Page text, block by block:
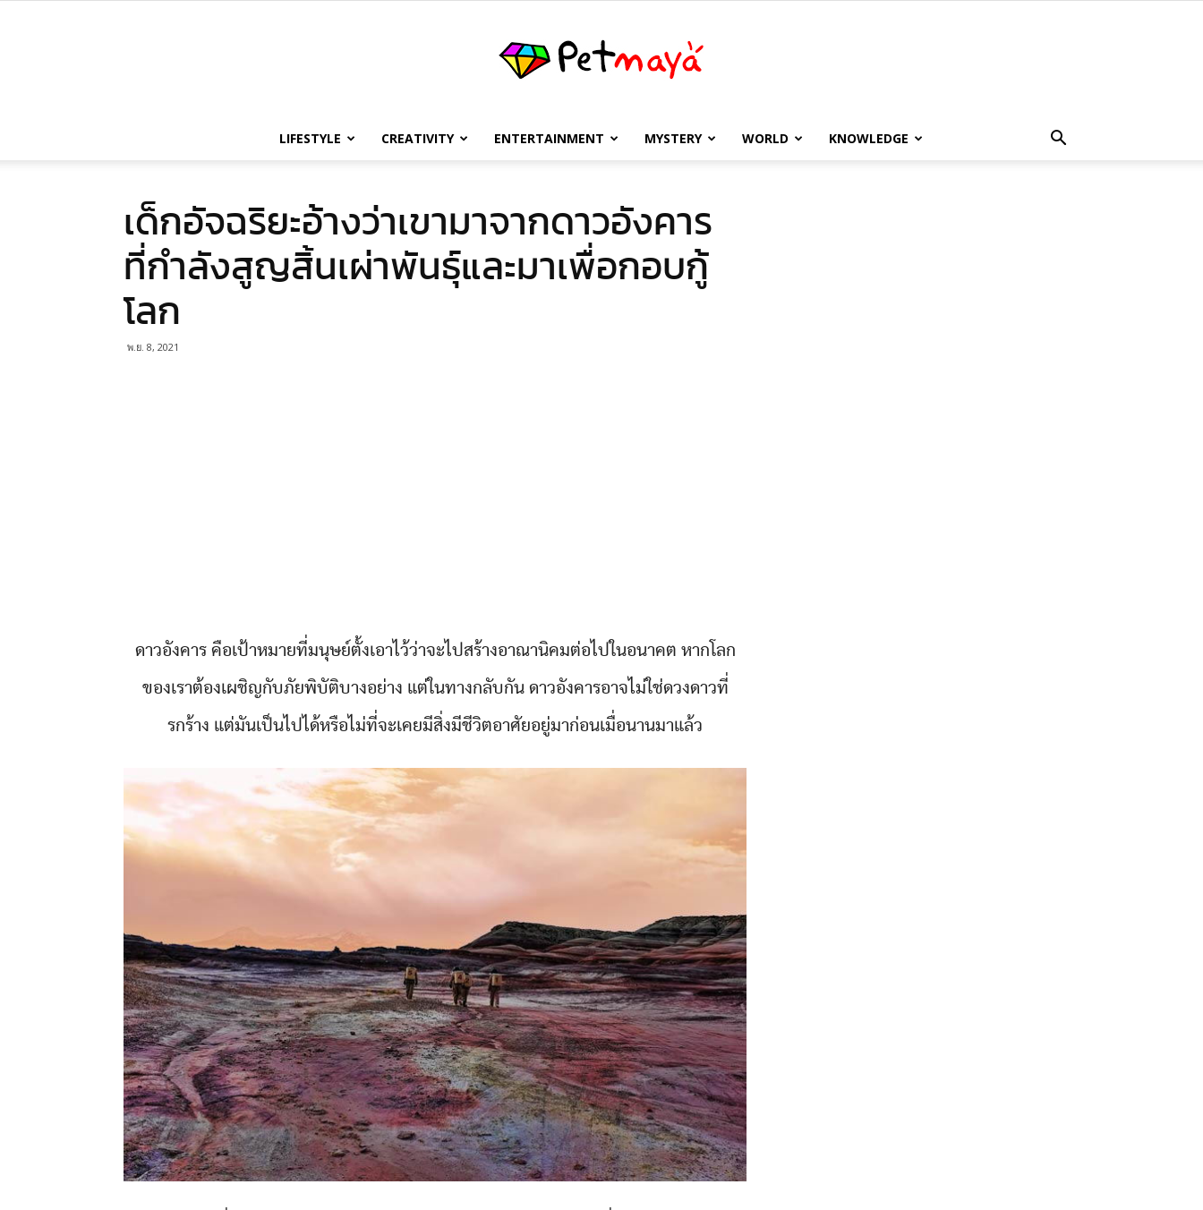
เพชร
มายา
LIFESTYLE CREATIVITY ENTERTAINMENT MYSTERY WORLD KNOWLEDGE
เด็กอัจฉริยะอ้างว่าเขามาจากดาวอังคาร
ที่กำลังสูญสิ้นเผ่าพันธุ์และมาเพื่อกอบกู้
โลก
พ.ย. 8, 2021
ดาวอังคาร คือเป้าหมายที่มนุษย์ตั้งเอาไว้ว่าจะไปสร้างอาณานิคมต่อไปในอนาคต หากโลก
ของเราต้องเผชิญกับภัยพิบัติบางอย่าง แต่ในทางกลับกัน ดาวอังคารอาจไม่ใช่ดวงดาวที่
รกร้าง แต่มันเป็นไปได้หรือไม่ที่จะเคยมีสิ่งมีชีวิตอาศัยอยู่มาก่อนเมื่อนานมาแล้ว